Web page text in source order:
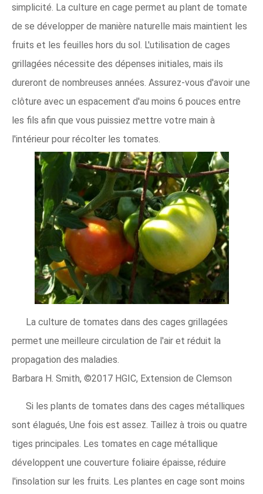
simplicité. La culture en cage permet au plant de tomate
de se développer de manière naturelle mais maintient les
fruits et les feuilles hors du sol. L'utilisation de cages
grillagées nécessite des dépenses initiales, mais ils
dureront de nombreuses années. Assurez-vous d'avoir une
clôture avec un espacement d'au moins 6 pouces entre
les fils afin que vous puissiez mettre votre main à
l'intérieur pour récolter les tomates.
La culture de tomates dans des cages grillagées
permet une meilleure circulation de l'air et réduit la
propagation des maladies.
Barbara H. Smith, ©2017 HGIC, Extension de Clemson
Si les plants de tomates dans des cages métalliques
sont élagués, Une fois est assez. Taillez à trois ou quatre
tiges principales. Les tomates en cage métallique
développent une couverture foliaire épaisse, réduire
l'insolation sur les fruits. Les plantes en cage sont moins